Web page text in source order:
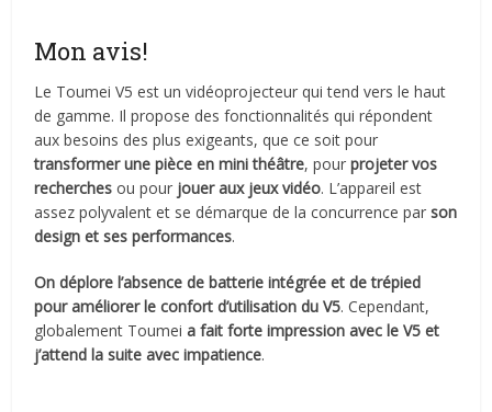
Mon avis!
Le Toumei V5 est un vidéoprojecteur qui tend vers le haut
de gamme. Il propose des fonctionnalités qui répondent
aux besoins des plus exigeants, que ce soit pour
transformer une pièce en mini théâtre, pourprojeter vos
recherches ou pour jouer aux jeux vidéo. L’appareil est
assez polyvalent et se démarque de la concurrence parson
design et ses performances.
On déplore l’absence de batterie intégrée et de trépied
pour améliorer le confort d’utilisation du V5. Cependant,
globalement Toumeia fait forte impression avec le V5 et
j’attend la suite avec impatience.